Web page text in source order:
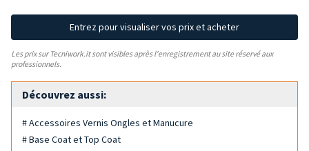
Entrez pour visualiser vos prix et acheter
Les prix sur Tecniwork.it sont visibles après l'enregistrement au site réservé aux
professionnels.
Découvrez aussi:
# Accessoires Vernis Ongles et Manucure
# Base Coat et Top Coat